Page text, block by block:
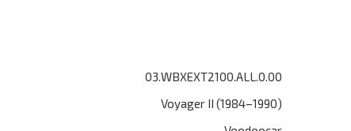
03.WBXEXT2100.ALL.0.00
Voyager II (1984–1990)